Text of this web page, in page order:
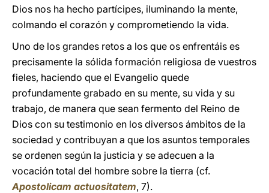
Dios nos ha hecho partícipes, iluminando la mente,
colmando el corazón y comprometiendo la vida.
Uno de los grandes retos a los que os enfrentáis es
precisamente la sólida formación religiosa de vuestros
fieles, haciendo que el Evangelio quede
profundamente grabado en su mente, su vida y su
trabajo, de manera que sean fermento del Reino de
Dios con su testimonio en los diversos ámbitos de la
sociedad y contribuyan a que los asuntos temporales
se ordenen según la justicia y se adecuen a la
vocación total del hombre sobre la tierra (cf.
Apostolicam actuositatem, 7).